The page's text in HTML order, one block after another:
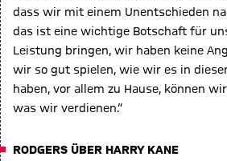
dass wir mit einem Unentschieden
das ist eine wichtige Botschaft für
Leistung bringen, wir haben keine
wir so gut spielen, wie wir es in
haben, vor allem zu Hause, können
was wir verdienen.“
RODGERS ÜBER HARRY KANE